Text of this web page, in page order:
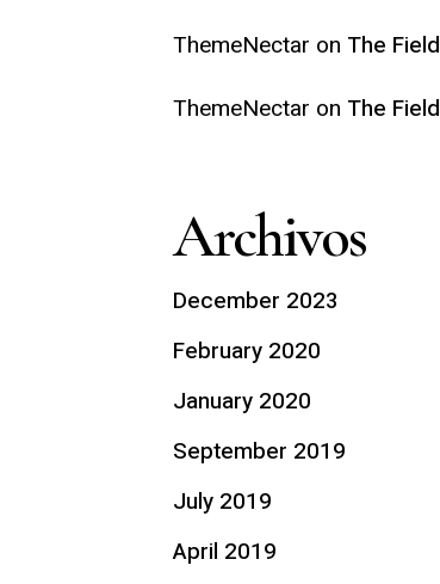
ThemeNectar on The Field
ThemeNectar on The Field
Archivos
December 2023
February 2020
January 2020
September 2019
July 2019
April 2019